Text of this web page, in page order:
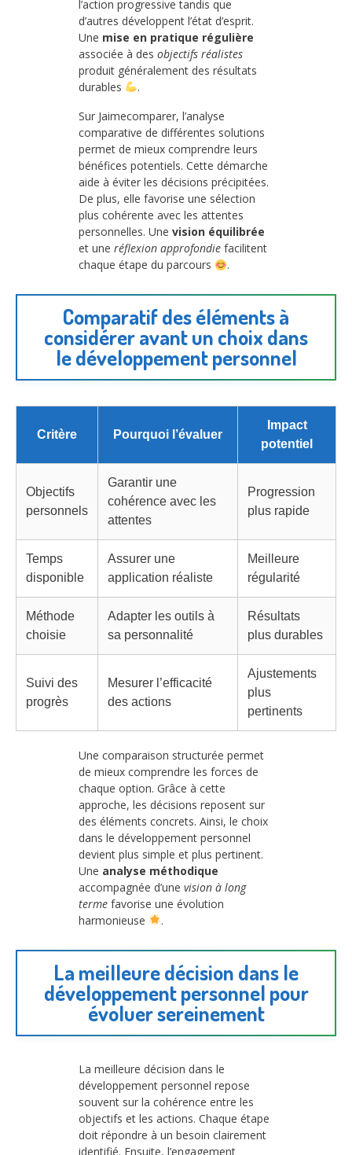
l’action progressive tandis que
d’autres développent l’état d’esprit.
Une mise en pratique régulière
associée à des objectifs réalistes
produit généralement des résultats
durables
.
Sur Jaimecomparer, l’analyse
comparative de différentes solutions
permet de mieux comprendre leurs
bénéfices potentiels. Cette démarche
aide à éviter les décisions précipitées.
De plus, elle favorise une sélection
plus cohérente avec les attentes
personnelles. Une vision équilibrée
et une réflexion approfondie facilitent
chaque étape du parcours
.
Comparatif des éléments à
considérer avant un choix dans
le développement personnel
Critère Pourquoi l’évaluer
Impact
potentiel
Objectifs
personnels
Garantir une
cohérence avec les
attentes
Progression
plus rapide
Temps
disponible
Assurer une
application réaliste
Meilleure
régularité
Méthode
choisie
Adapter les outils à
sa personnalité
Résultats
plus durables
Suivi des
progrès
Mesurer l’efficacité
des actions
Ajustements
plus
pertinents
Une comparaison structurée permet
de mieux comprendre les forces de
chaque option. Grâce à cette
approche, les décisions reposent sur
des éléments concrets. Ainsi, le choix
dans le développement personnel
devient plus simple et plus pertinent.
Une analyse méthodique
accompagnée d’une vision à long
terme favorise une évolution
harmonieuse
.
La meilleure décision dans le
développement personnel pour
évoluer sereinement
La meilleure décision dans le
développement personnel repose
souvent sur la cohérence entre les
objectifs et les actions. Chaque étape
doit répondre à un besoin clairement
identifié. Ensuite, l’engagement